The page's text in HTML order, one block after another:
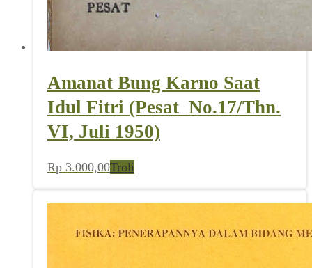
Amanat Bung Karno Saat
Idul Fitri (Pesat_No.17/Thn.
VI, Juli 1950)
Rp 3.000,00Troli